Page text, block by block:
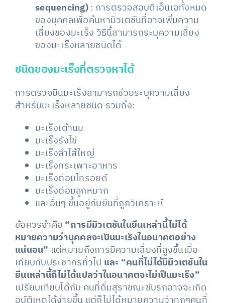
sequencing): การตรวจสอบดีเอ็นเอทั้งหมด
ของบุคคลเพื่อค้นหามิวเตชันที่อาจเพิ่มความ
เสี่ยงของมะเร็ง วิธีนี้สามารถระบุความเสี่ยง
ของมะเร็งหลายชนิดได้
ชนิดของมะเร็งที่ตรวจหาได้
การตรวจยีนมะเร็งสามารถช่วยระบุความเสี่ยง
สำหรับมะเร็งหลายชนิด รวมถึง:
มะเร็งเต้านม
มะเร็งรังไข่
มะเร็งลำไส้ใหญ่
มะเร็งกระเพาะอาหาร
มะเร็งต่อมไทรอยด์
มะเร็งต่อมลูกหมาก
และอื่นๆ ขึ้นอยู่กับยีนที่ถูกวิเคราะห์
ข้อควรจำคือ “การมีมิวเตชันในยีนเหล่านี้ไม่ได้
หมายความว่าบุคคลจะเป็นมะเร็งในอนาคตอย่าง
แน่นอน” แต่หมายถึงการมีความเสี่ยงที่สูงขึ้นเมื่อ
เทียบกับประชากรทั่วไป และ “คนที่ไม่ได้มีมิวเตชันใน
ยีนเหล่านี้ก็ไม่ได้แปลว่าในอนาคตจะไม่เป็นมะเร็ง”
เปรียบเทียบได้กับ คนที่ดื่มสุราขณะขับรถอาจจะเกิด